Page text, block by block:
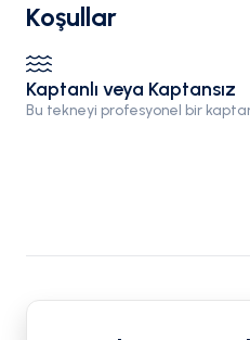
Koşullar
Kaptanlı veya Kaptansız
Bu tekneyi profesyonel bir